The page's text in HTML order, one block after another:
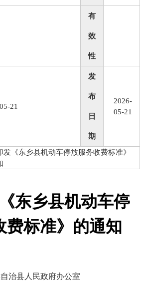
有
效
性
21
发
布
日
期
2026-
05-21
发《东乡县机动车停放服务收费标准》
东乡县机动车停
费标准》的通知
治县人民政府办公室